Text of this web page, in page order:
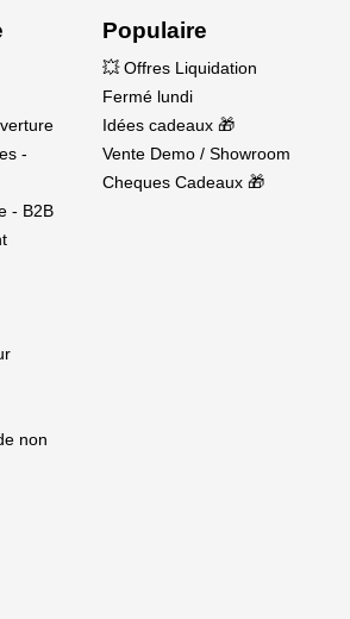
-
- B2B
non
Populaire
💥 Offres Liquidation
Fermé lundi
Idées cadeaux 🎁
Vente Demo / Showroom
Cheques Cadeaux 🎁